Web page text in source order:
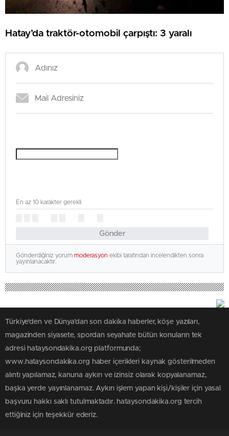
Hatay’da traktör-otomobil çarpıştı: 3 yaralı
Gönder
En az 10 karakter gerekli
Gönderdiğiniz yorum moderasyon ekibi tarafından incelendikten sonra
yayınlanacaktır.
Türkiye'den ve Dünya’dan son dakika haberler, köşe yazıları,
magazinden siyasete, spordan seyahate bütün konuların tek
adresi hataysondakika.org platformunda;
www.hataysondakika.org haber içerikleri kaynak gösterilmeden
alıntı yapılamaz, kanuna aykırı ve izinsiz olarak kopyalanamaz,
başka yerde yayınlanamaz. Aykırı işlem yapan kişi/kişiler için yasal
başvuru hakkı saklı tutulmaktadır. hataysondakika.org tercih
ettiğiniz için teşekkür ederiz.